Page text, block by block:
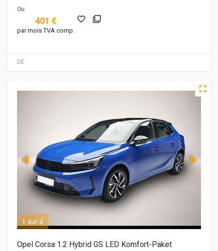
DE
Ou
401 €
par mois TVA comp.
1 sur 4
Opel Corsa 1.2 Hybrid GS LED Komfort-Paket